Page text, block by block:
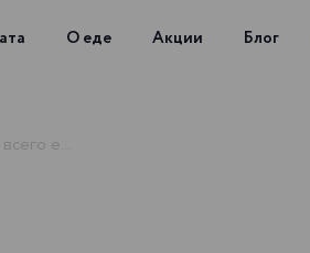
О еде Акции Блог
е...